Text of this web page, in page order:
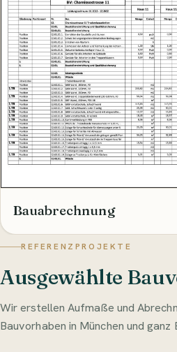
Bauabrechnung
REFERENZPROJEKTE
Ausgewählte
Wir erstellen Aufmaße und
Bauvorhaben in München und ganz